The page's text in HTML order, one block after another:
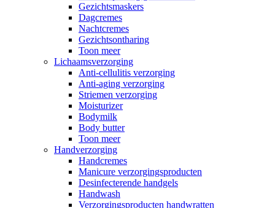
Gezichtsmaskers
Dagcremes
Nachtcremes
Gezichtsontharing
Toon meer
Lichaamsverzorging
Anti-cellulitis verzorging
Anti-aging verzorging
Striemen verzorging
Moisturizer
Bodymilk
Body butter
Toon meer
Handverzorging
Handcremes
Manicure verzorgingsproducten
Desinfecterende handgels
Handwash
Verzorgingsproducten handwratten